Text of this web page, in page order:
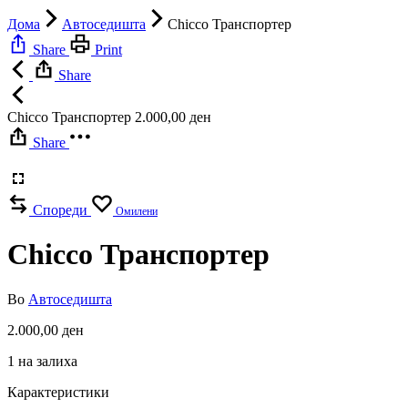
Дома Автоседишта
Chicco Транспортер
Share
Print
Share
Chicco Транспортер 2.000,00 ден
Share
Спореди Омилени
Chicco Транспортер
Во Автоседишта
2.000,00 ден
1 на залиха
Карактеристики